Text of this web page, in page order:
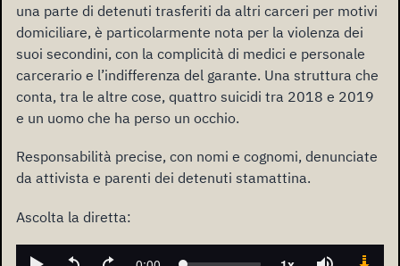
una parte di detenuti trasferiti da altri carceri per motivi
domiciliare, è particolarmente nota per la violenza dei
suoi secondini, con la complicità di medici e personale
carcerario e l’indifferenza del garante. Una struttura che
conta, tra le altre cose, quattro suicidi tra 2018 e 2019
e un uomo che ha perso un occhio.
Responsabilità precise, con nomi e cognomi, denunciate
da attivista e parenti dei detenuti stamattina.
Ascolta la diretta: